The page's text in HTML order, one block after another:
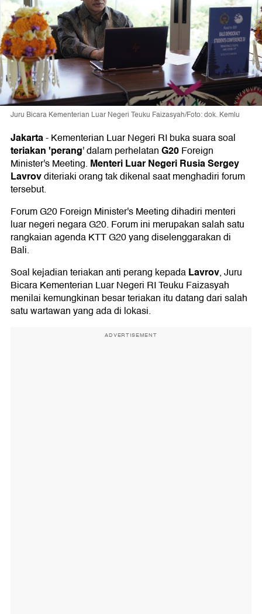
Juru Bicara Kementerian Luar Negeri Teuku Faizasyah/Foto: dok. Kemlu
Jakarta-Kementerian Luar Negeri RI buka suara soal
teriakan 'perang' dalam perhelatanG20Foreign
Minister's Meeting. Menteri Luar Negeri Rusia Sergey
Lavrovditeriaki orang tak dikenal saat menghadiri forum
tersebut.
Forum G20 Foreign Minister's Meeting dihadiri menteri
luar negeri negara G20. Forum ini merupakan salah satu
rangkaian agenda KTT G20 yang diselenggarakan di
Bali.
Soal kejadian teriakan anti perang kepadaLavrov, Juru
Bicara Kementerian Luar Negeri RI Teuku Faizasyah
menilai kemungkinan besar teriakan itu datang dari salah
satu wartawan yang ada di lokasi.
ADVERTISEMENT